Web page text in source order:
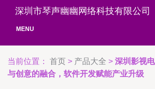
深圳市琴声幽幽网络科技有限公司
MENU
当前位置： 首页 > 产品大全 > 深圳影视
与创意的融合，软件开发赋能产业升级